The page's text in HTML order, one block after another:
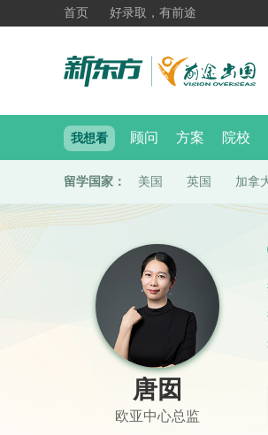
首页 好录取，有前途
我想看 顾问 方案 院校
留学国家： 美国 英国 加拿
唐囡
欧亚中心总监